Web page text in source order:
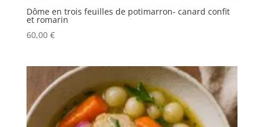
Dôme en trois feuilles de potimarron- canard confit
et romarin
60,00 €